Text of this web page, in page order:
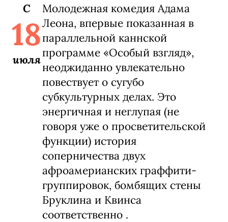
C
18
июля
Молодежная комедия Адама
Леона, впервые показанная в
параллельной каннской
программе «Особый взгляд»,
неоджиданно увлекательно
повествует о сугубо
субкультурных делах. Это
энергичная и неглупая (не
говоря уже о просветительской
функции) история
соперничества двух
афроамерианских граффити-
группировок, бомбящих стены
Бруклина и Квинса
соответственно .